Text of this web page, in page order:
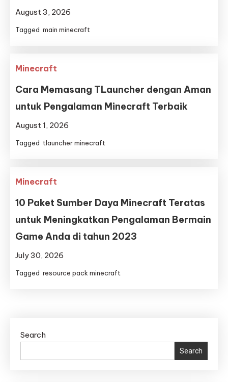
August 3, 2026
Tagged main minecraft
Minecraft
Cara Memasang TLauncher dengan Aman
untuk Pengalaman Minecraft Terbaik
August 1, 2026
Tagged tlauncher minecraft
Minecraft
10 Paket Sumber Daya Minecraft Teratas
untuk Meningkatkan Pengalaman Bermain
Game Anda di tahun 2023
July 30, 2026
Tagged resource pack minecraft
Search
Search